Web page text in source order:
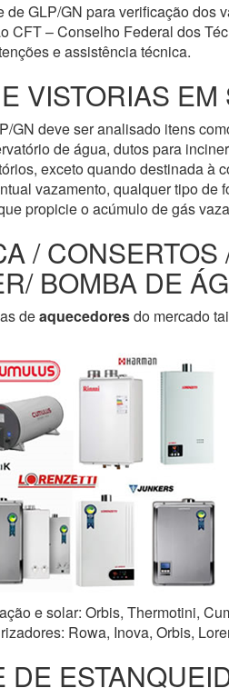
GLP/GN para verificação
CFT – Conselho Federal dos
e assistência técnica.
VISTORIAS
GN deve ser analisado itens
de água, dutos para
exceto quando destinada
vazamento, qualquer tipo
propicie o acúmulo de gás
/
BOMBA DE
deaquecedoresdo mercado
e solar: Orbis, Thermotini,
Rowa, Inova, Orbis,
DE